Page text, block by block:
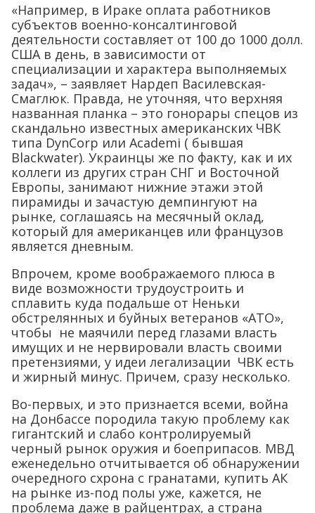
«Например, в Ираке оплата работников
субъектов военно-консалтинговой
деятельности составляет от 100 до 1000 долл.
США в день, в зависимости от
специализации и характера выполняемых
задач», – заявляет Нардеп Василевская-
Смаглюк. Правда, не уточняя, что верхняя
названная планка – это гонорары спецов из
скандально известных американских ЧВК
типа DynCorp или Academi ( бывшая
Blackwater). Украинцы же по факту, как и их
коллеги из других стран СНГ и Восточной
Европы, занимают нижние этажи этой
пирамиды и зачастую демпингуют на
рынке, соглашаясь на месячный оклад,
который для американцев или французов
является дневным.
Впрочем, кроме воображаемого плюса в
виде возможности трудоустроить и
сплавить куда подальше от Неньки
обстрелянных и буйных ветеранов «АТО»,
чтобы не маячили перед глазами власть
имущих и не нервировали власть своими
претензиями, у идеи легализации ЧВК есть
и жирный минус. Причем, сразу несколько.
Во-первых, и это признается всеми, война
на Донбассе породила такую проблему как
гигантский и слабо контролируемый
черный рынок оружия и боеприпасов. МВД
еженедельно отчитывается об обнаружении
очередного схрона с гранатами, купить АК
на рынке из-под полы уже, кажется, не
проблема даже в райцентрах, а страна